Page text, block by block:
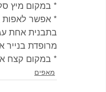
* במקום מיץ
בתבנית אחת
מרופדת בנייר
* במקום קצח
מאפים